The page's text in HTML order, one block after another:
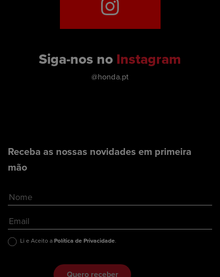
Siga-nos no Instagram
@honda.pt
Receba as nossas novidades em primeira
mão
Li e Aceito a Política de Privacidade.